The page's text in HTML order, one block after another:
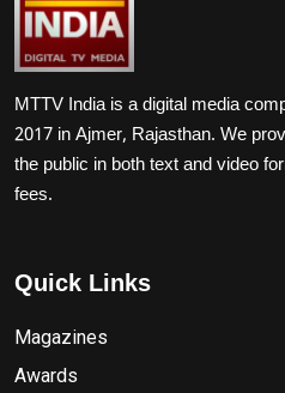
MTTV India is a digital media
2017 in Ajmer, Rajasthan. We
the public in both text and video
fees.
Quick Links
Magazines
Awards